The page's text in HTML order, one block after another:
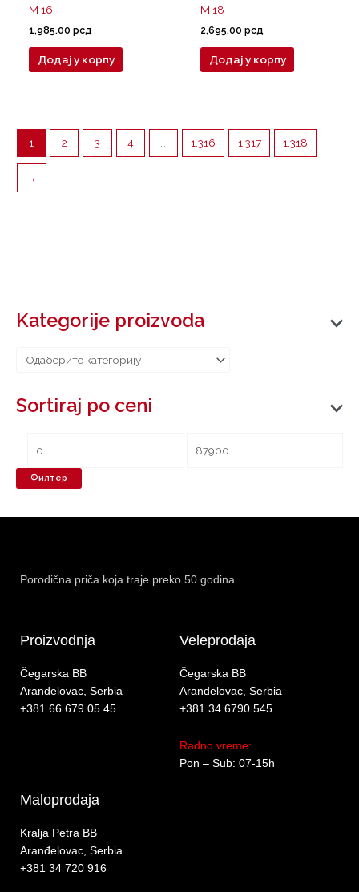
Kategorije proizvoda
Sortiraj po ceni
Филтер
M 16
1,985.00рсд
Додај у корпу
M 18
2,695.00рсд
Додај у корпу
1 2 3 4 1.316 1.317 1.318
→
Porodična priča koja traje preko 50 godina.
Proizvodnja
Čegarska BB
Aranđelovac, Serbia
+381 66 679 05 45
Veleprodaja
Čegarska BB
Aranđelovac, Serbia
+381 34 6790 545
Radno vreme:
Pon – Sub: 07-15h
Maloprodaja
Kralja Petra BB
Aranđelovac, Serbia
+381 34 720 916